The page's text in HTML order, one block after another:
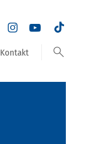
Kontakt search